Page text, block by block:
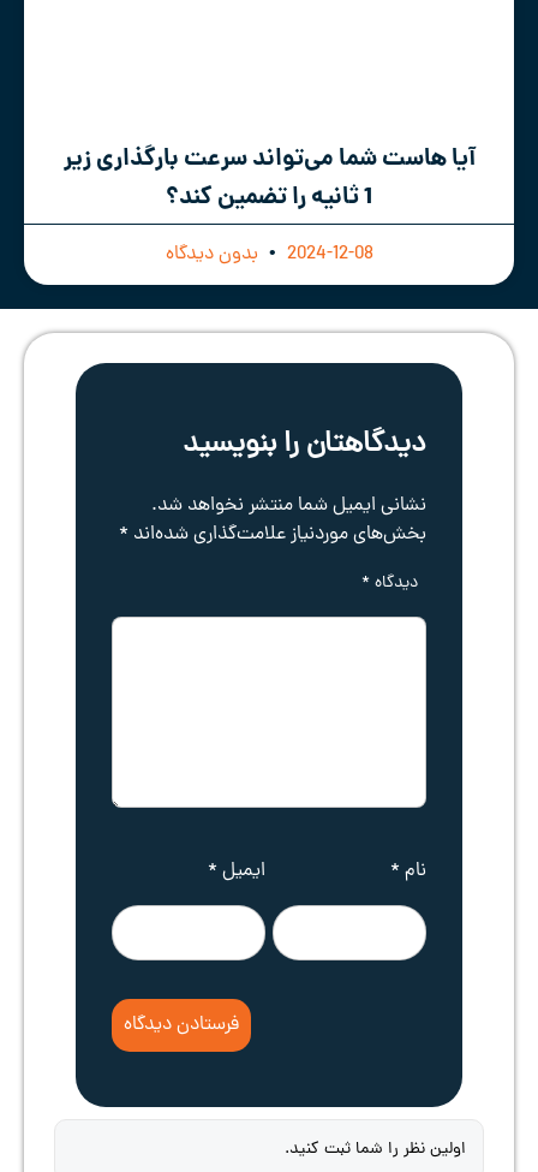
آیا هاست شما می‌تواند سرعت بارگذاری زیر
1 ثانیه را تضمین کند؟
2024-12-08 بدون دیدگاه
دیدگاهتان را بنویسید
نشانی ایمیل شما منتشر نخواهد شد.
بخش‌های موردنیاز علامت‌گذاری شده‌اند *
دیدگاه*
نام * ایمیل *
اولین نظر را شما ثبت کنید.